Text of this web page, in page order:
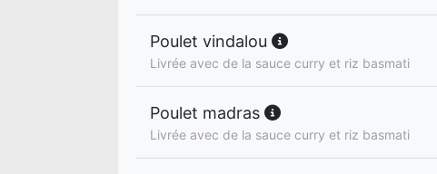
Poulet vindalou
Livrée avec de la sauce curry et riz basmati
Poulet madras
Livrée avec de la sauce curry et riz basmati